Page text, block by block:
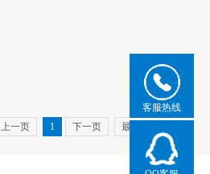
上一页 1 下一页 最后
客服热线